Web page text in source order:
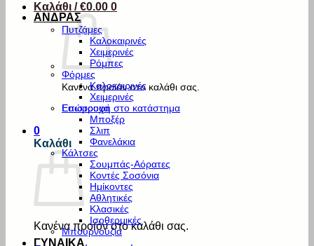
Καλάθι /€0.00 0
Κανένα προϊόν στο καλάθι σας.
Επιστροφή στο κατάστημα
0
Καλάθι
Κανένα προϊόν στο καλάθι σας.
ΑΝΔΡΑΣ
Πυτζάμες
Καλοκαιρινές
Χειμερινές
Ρόμπες
Φόρμες
Καλοκαιρινές
Χειμερινές
Εσώρουχα
Μποξέρ
Σλιπ
Φανελάκια
Κάλτσες
Σουμπάς-Αόρατες
Κοντές Σοσόνια
Ημίκοντες
Αθλητικές
Κλασικές
Ισοθερμικές
Μπουρνούζια
ΓΥΝΑΙΚΑ